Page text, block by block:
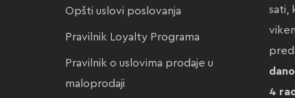
Opšti uslovi poslovanja
Pravilnik Loyalty Programa
Pravilnik o uslovima prodaje u
maloprodaji
sati,
4